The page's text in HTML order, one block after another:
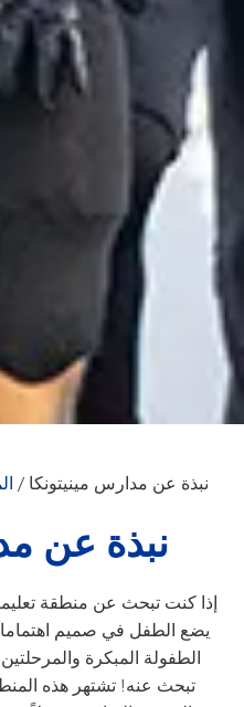
/ نبذة عن مدارس مينيتونكا
نبذة عن
إذا كنت تبحث عن منطقة
يضع الطفل في صميم
الطفولة المبكرة والمرحلتين
تبحث عنه! تشتهر هذه